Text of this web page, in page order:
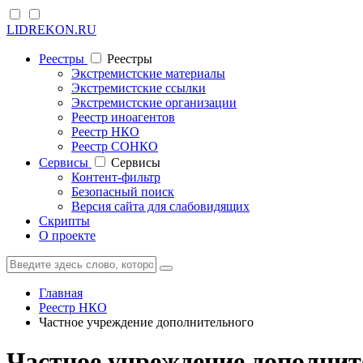
LIDREKON.RU
Реестры
Реестры
Экстремистские материалы
Экстремистские ссылки
Экстремистские организации
Реестр иноагентов
Реестр НКО
Реестр СОНКО
Cервисы
Cервисы
Контент-фильтр
Безопасный поиск
Версия сайта для слабовидящих
Скрипты
О проекте
Главная
Реестр НКО
Частное учреждение дополнительного